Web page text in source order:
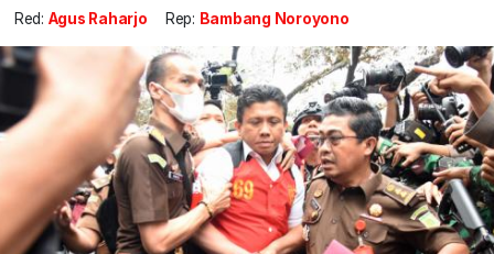
Red: Agus Raharjo Rep: Bambang Noroyono